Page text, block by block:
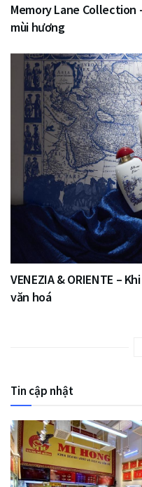
Memory Lane Collection
mùi hương
VENEZIA & ORIENTE –
văn hoá
Tin cập nhật